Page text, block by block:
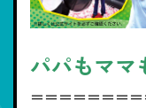
パパもマ
＝＝＝＝＝＝＝